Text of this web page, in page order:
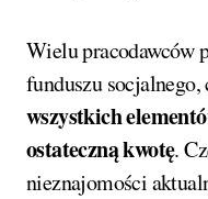
Wielu pracodawców
funduszu
wszystkich
ostateczną kwotę.
nieznajomości